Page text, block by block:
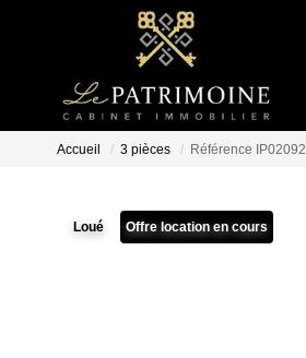
Accueil 3 pièces Référence IP02092
Loué Offre location en cours